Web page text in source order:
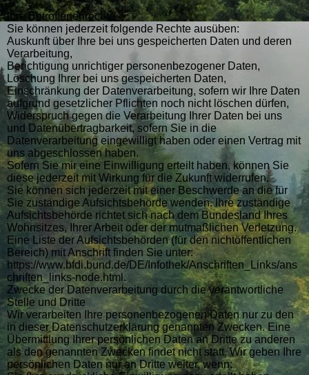
Ihre Betroffenenrechte
Sie können jederzeit folgende Rechte ausüben:
Auskunft über Ihre bei uns gespeicherten Daten und deren
Verarbeitung,
Berichtigung unrichtiger personenbezogener Daten,
Löschung Ihrer bei uns gespeicherten Daten,
Einschränkung der Datenverarbeitung, sofern wir Ihre Daten
aufgrund gesetzlicher Pflichten noch nicht löschen dürfen,
Widerspruch gegen die Verarbeitung Ihrer Daten bei uns
und Datenübertragbarkeit, sofern Sie in die
Datenverarbeitung eingewilligt haben oder einen Vertrag mit
uns abgeschlossen haben.
Sofern Sie mir eine Einwilligung erteilt haben, können Sie
diese jederzeit mit Wirkung für die Zukunft widerrufen.
Sie können sich jederzeit mit einer Beschwerde an die für
Sie zuständige Aufsichtsbehörde wenden. Ihre zuständige
Aufsichtsbehörde richtet sich nach dem Bundesland Ihres
Wohnsitzes, Ihrer Arbeit oder der mutmaßlichen Verletzung.
Eine Liste der Aufsichtsbehörden (für den nichtöffentlichen
Bereich) mit Anschrift finden Sie unter:
https://www.bfdi.bund.de/DE/Infothek/Anschriften_Links/ans
chriften_links-node.html.
Zwecke der Datenverarbeitung durch die verantwortliche
Stelle und Dritte
Wir verarbeiten Ihre personenbezogenen Daten nur zu den
in dieser Datenschutzerklärung genannten Zwecken. Eine
Übermittlung Ihrer persönlichen Daten an Dritte zu anderen
als den genannten Zwecken findet nicht statt. Wir geben Ihre
persönlichen Daten nur an Dritte weiter, wenn: